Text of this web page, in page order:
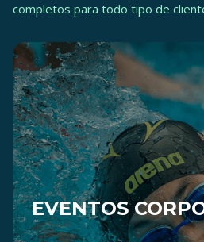
completos para todo tipo de
EVENTOS